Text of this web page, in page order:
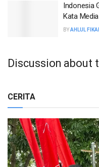
Indonesia
Kata
BYAHLUL
Discussion about
CERITA